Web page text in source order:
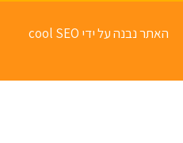
האתר נבנה על ידי cool SEO